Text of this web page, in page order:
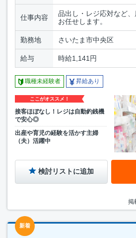
仕事内容
品出し・レジ応対など
お任せします。
勤務地 さいたま市中央区
給与 時給1,141円
職種未経験者 昇給あり
ここがオススメ！
接客ほぼなし！レジは自動釣銭機
で安心◎
出産や育児の経験を活かす主婦
（夫）活躍中
検討リストに追加
掲
新着